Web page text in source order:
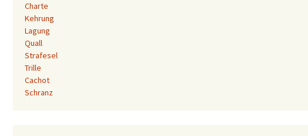
Charte
Kehrung
Lagung
Quall
Strafesel
Trille
Cachot
Schranz